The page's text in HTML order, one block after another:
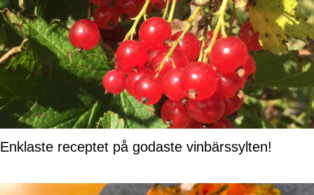
Enklaste receptet på godaste vinbärssylten!